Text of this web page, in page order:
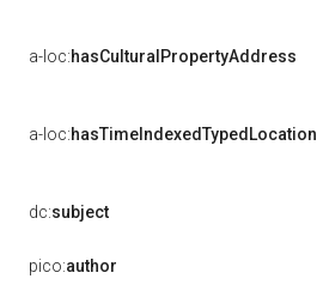
a-loc:hasCulturalPropertyAddress
a-loc:hasTimeIndexedTypedLocation
dc:subject
pico:author